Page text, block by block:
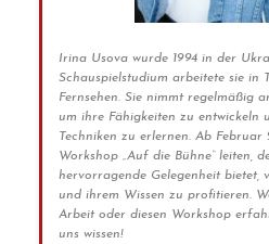
Irina Usova wurde 1994 in der
Schauspielstudium arbeitete sie in
Fernsehen. Sie nimmt regelmäßig
um ihre Fähigkeiten zu entwickeln
Techniken zu erlernen. Ab Februar
Workshop „Auf die Bühne“ leiten,
hervorragende Gelegenheit bietet,
und ihrem Wissen zu profitieren.
Arbeit oder diesen Workshop
uns wissen!